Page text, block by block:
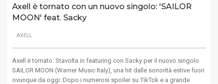
Axell è tornato con un nuovo singolo: 'SAILOR
MOON' feat. Sacky
AXELL
Axell è tornato. Stavolta in featuring con Sacky per il nuovo singolo
SAILOR MOON (Warner Music Italy), una hit dalle sonorità estive fuori
ovunque da oggi. Dopo i numerosi spoiler su TikTok e a grande